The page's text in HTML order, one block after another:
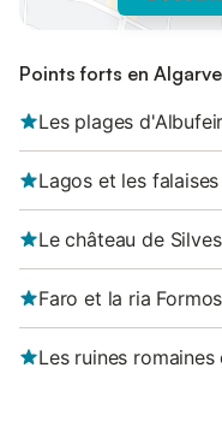
Points forts en Algarve
Les plages
Lagos et les
Le château de Silves
Faro et la ria
Les ruines